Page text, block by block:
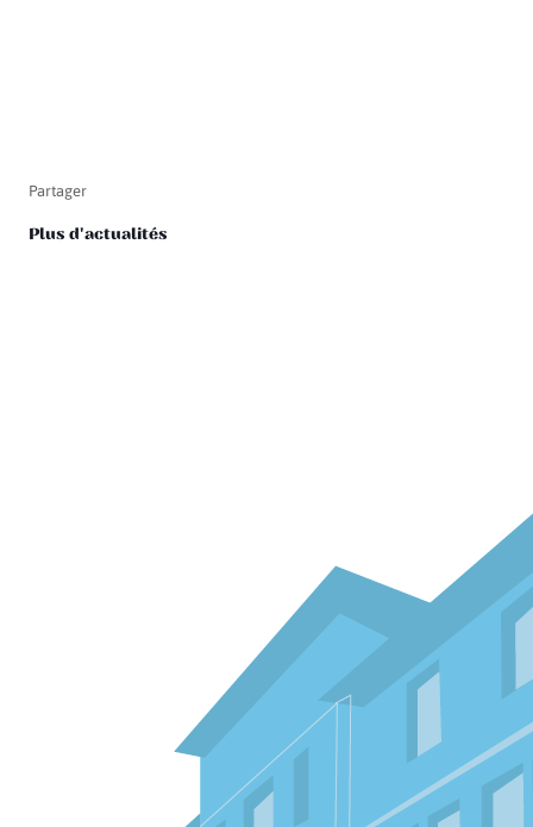
Partager
Plus d'actualités